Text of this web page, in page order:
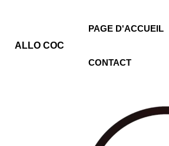
ALLO COC
PAGE D'ACCUEIL
CONTACT